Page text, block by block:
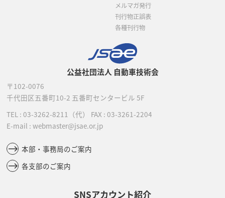
公益社団法人 自動車技術会
〒102-0076
千代田区五番町10-2 五番町センタービル 5F
TEL : 03-3262-8211 （代） FAX : 03-3261-2204
E-mail : webmaster@jsae.or.jp
本部・事務局のご案内
各支部のご案内
SNSアカウント紹介
メルマガ発行
刊行物正誤表
各種刊行物